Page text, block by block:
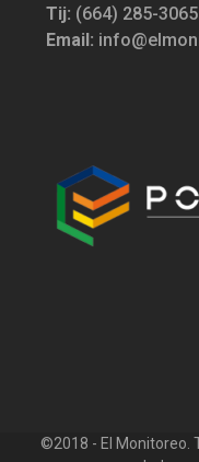
Tij: (664) 285-3065
Email:
©2018 - El Monitoreo.